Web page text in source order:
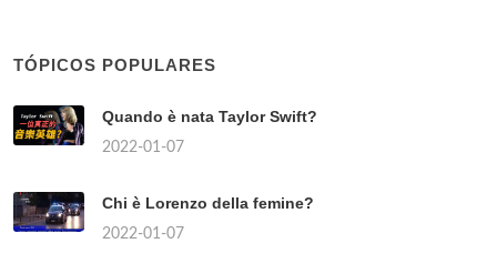
TÓPICOS POPULARES
Quando è nata Taylor Swift?
2022-01-07
Chi è Lorenzo della femine?
2022-01-07